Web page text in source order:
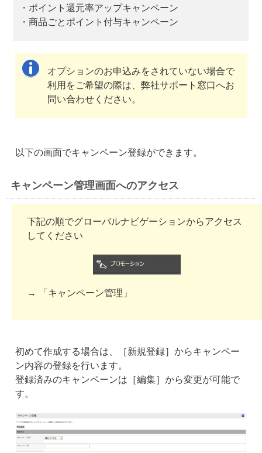
・ポイント還元率アップキャンペーン
・商品ごとポイント付与キャンペーン
オプションのお申込みをされていない場合で
利用をご希望の際は、弊社サポート窓口へお
問い合わせください。
以下の画面でキャンペーン登録ができます。
キャンペーン管理画面へのアクセス
下記の順でグローバルナビゲーションからアクセス
してください
→ 「キャンペーン管理」
初めて作成する場合は、［新規登録］からキャンペー
ン内容の登録を行います。
登録済みのキャンペーンは［編集］から変更が可能で
す。